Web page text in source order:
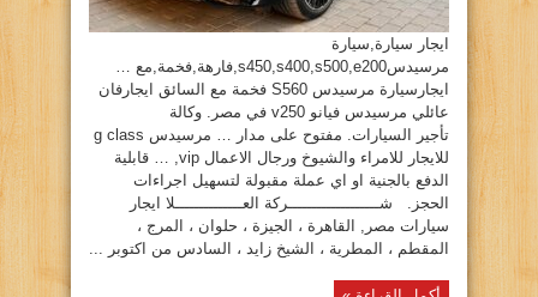
ايجار سيارة,سيارة
مرسيدسs450,s400,s500,e200,فارهة,فخمة,مع …
ايجارسيارة مرسيدس S560 فخمة مع السائق ايجارفان
عائلي مرسيدس فيانو v250 في مصر. وكالة
تأجير السيارات. مفتوح على مدار … مرسيدس g class
للايجار للامراء والشيوخ ورجال الاعمال vip, … قابلية
الدفع بالجنية او اي عملة مقبولة لتسهيل اجراءات
الحجز. شـــــــــــــــــــركة العــــــــــــــلا ايجار
سيارات مصر, القاهرة ، الجيزة ، حلوان ، المرج ،
المقطم ، المطرية ، الشيخ زايد ، السادس من اكتوبر ...